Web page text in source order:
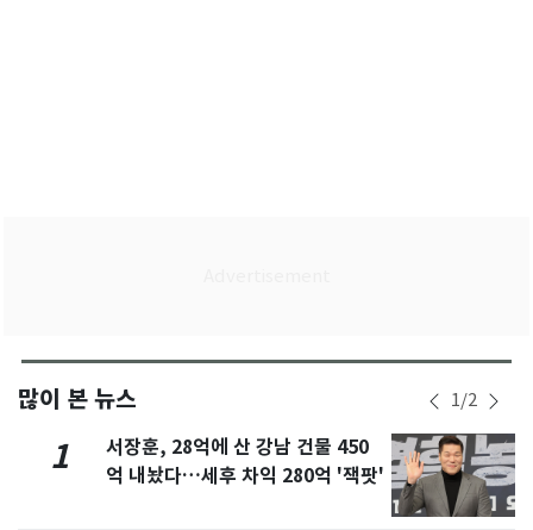
많이 본 뉴스 1/2
1
서장훈, 28억에 산 강남 건물 450
억 내놨다…세후 차익 280억 '잭팟'